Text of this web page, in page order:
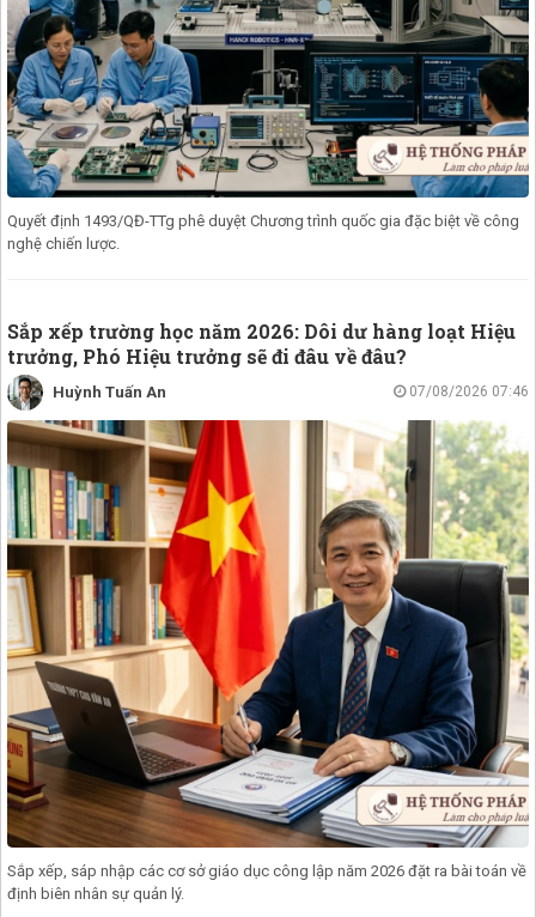
Quyết định 1493/QĐ-TTg phê duyệt Chương trình quốc gia đặc biệt về công
nghệ chiến lược.
Sắp xếp trường học năm 2026: Dôi dư hàng loạt Hiệu
trưởng, Phó Hiệu trưởng sẽ đi đâu về đâu?
Sắp xếp, sáp nhập các cơ sở giáo dục công lập năm 2026 đặt ra bài toán về
định biên nhân sự quản lý.
Huỳnh Tuấn An 07/08/2026 07:46